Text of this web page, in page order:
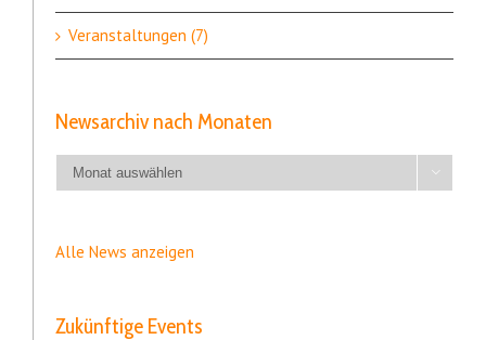
Veranstaltungen (7)
Newsarchiv nach Monaten
Newsarchiv
nach

Alle News anzeigen
Zukünftige Events